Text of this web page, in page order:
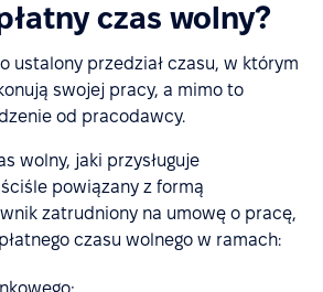
czas wolny?
ustalony przedział czasu, w którym
swojej pracy, a mimo to
od pracodawcy.
wolny, jaki przysługuje
powiązany z formą
zatrudniony na umowę o pracę,
czasu wolnego w ramach: